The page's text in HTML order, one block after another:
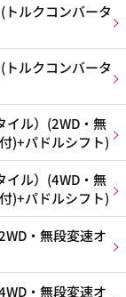
ルクコンバータ
ルクコンバータ
ル）(2WD・無
)+パドルシフト)
ル）(4WD・無
)+パドルシフト)
・無段変速オ
・無段変速オ